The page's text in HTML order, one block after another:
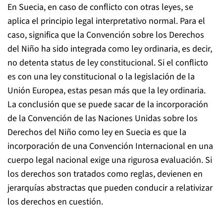
En Suecia, en caso de conflicto con otras leyes, se
aplica el principio legal interpretativo normal. Para el
caso, significa que la Convención sobre los Derechos
del Niño ha sido integrada como ley ordinaria, es decir,
no detenta status de ley constitucional. Si el conflicto
es con una ley constitucional o la legislación de la
Unión Europea, estas pesan más que la ley ordinaria.
La conclusión que se puede sacar de la incorporación
de la Convención de las Naciones Unidas sobre los
Derechos del Niño como ley en Suecia es que la
incorporación de una Convención Internacional en una
cuerpo legal nacional exige una rigurosa evaluación. Si
los derechos son tratados como reglas, devienen en
jerarquías abstractas que pueden conducir a relativizar
los derechos en cuestión.